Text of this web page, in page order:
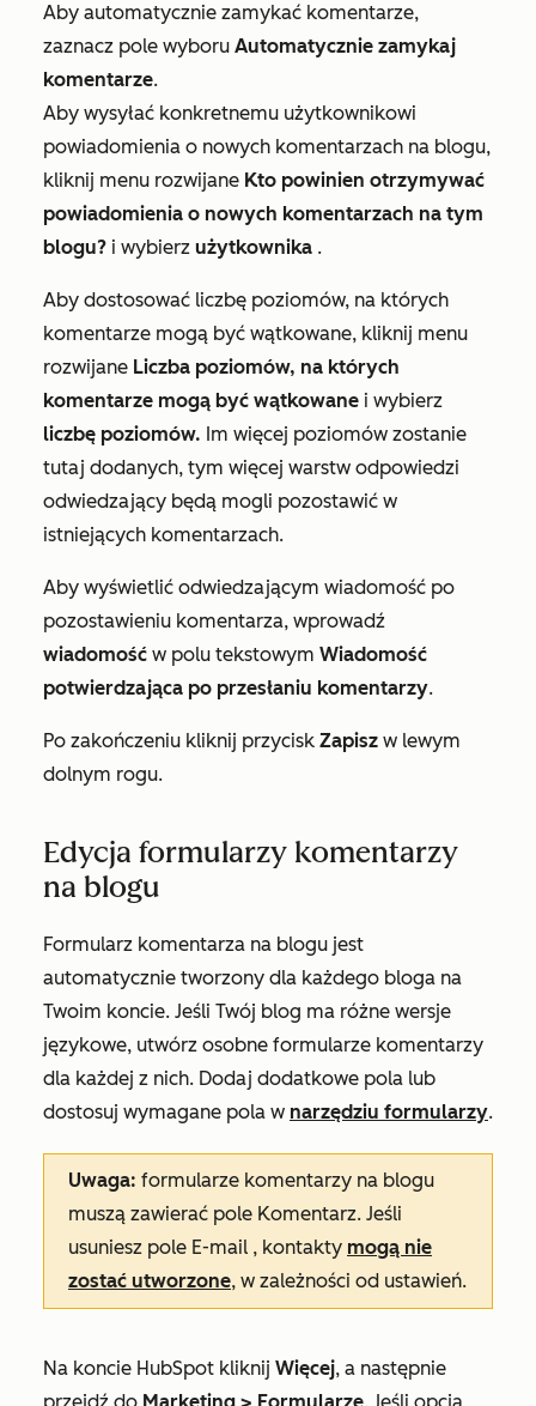
Aby automatycznie zamykać komentarze,
zaznacz pole wyboru Automatycznie zamykaj
komentarze.
Aby wysyłać konkretnemu użytkownikowi
powiadomienia o nowych komentarzach na blogu,
kliknij menu rozwijane Kto powinien otrzymywać
powiadomienia o nowych komentarzach na tym
blogu? i wybierz użytkownika .
Aby dostosować liczbę poziomów, na których
komentarze mogą być wątkowane, kliknij menu
rozwijane Liczba poziomów, na których
komentarze mogą być wątkowane i wybierz
liczbę poziomów. Im więcej poziomów zostanie
tutaj dodanych, tym więcej warstw odpowiedzi
odwiedzający będą mogli pozostawić w
istniejących komentarzach.
Aby wyświetlić odwiedzającym wiadomość po
pozostawieniu komentarza, wprowadź
wiadomość w polu tekstowym Wiadomość
potwierdzająca po przesłaniu komentarzy.
Po zakończeniu kliknij przycisk Zapisz w lewym
dolnym rogu.
Edycja formularzy komentarzy
na blogu
Formularz komentarza na blogu jest
automatycznie tworzony dla każdego bloga na
Twoim koncie. Jeśli Twój blog ma różne wersje
językowe, utwórz osobne formularze komentarzy
dla każdej z nich. Dodaj dodatkowe pola lub
dostosuj wymagane pola w narzędziu formularzy.
Uwaga: formularze komentarzy na blogu
muszą zawierać pole Komentarz. Jeśli
usuniesz pole E-mail , kontakty mogą nie
zostać utworzone, w zależności od ustawień.
Na koncie HubSpot kliknij Więcej, a następnie